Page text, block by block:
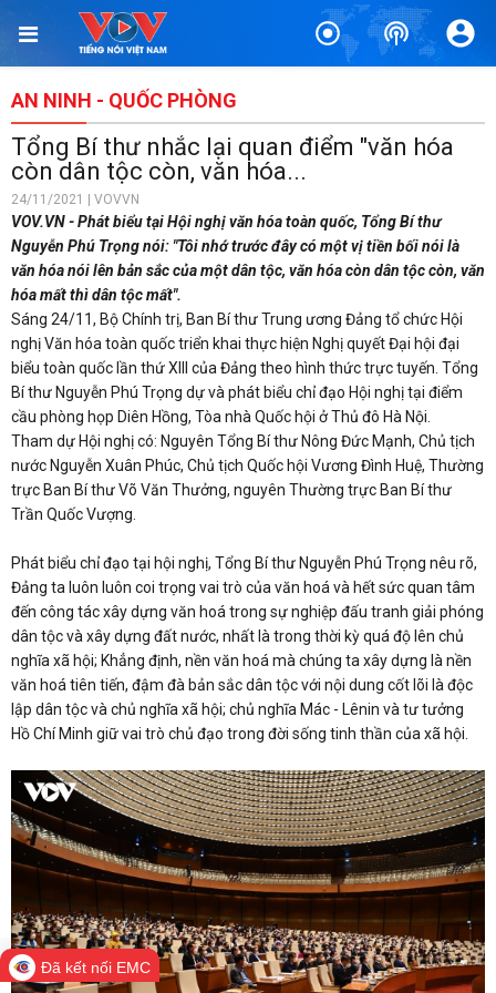
AN NINH - QUỐC PHÒNG
Tổng Bí thư nhắc lại quan điểm "văn hóa
còn dân tộc còn, văn hóa...
24/11/2021 | VOVVN
VOV.VN - Phát biểu tại Hội nghị văn hóa toàn quốc, Tổng Bí thư
Nguyễn Phú Trọng nói: "Tôi nhớ trước đây có một vị tiền bối nói là
văn hóa nói lên bản sắc của một dân tộc, văn hóa còn dân tộc còn, văn
hóa mất thì dân tộc mất".
Sáng 24/11, Bộ Chính trị, Ban Bí thư Trung ương Đảng tổ chức Hội
nghị Văn hóa toàn quốc triển khai thực hiện Nghị quyết Đại hội đại
biểu toàn quốc lần thứ XIII của Đảng theo hình thức trực tuyến. Tổng
Bí thư Nguyễn Phú Trọng dự và phát biểu chỉ đạo Hội nghị tại điểm
cầu phòng họp Diên Hồng, Tòa nhà Quốc hội ở Thủ đô Hà Nội.
Tham dự Hội nghị có: Nguyên Tổng Bí thư Nông Đức Mạnh, Chủ tịch
nước Nguyễn Xuân Phúc, Chủ tịch Quốc hội Vương Đình Huệ, Thường
trực Ban Bí thư Võ Văn Thưởng, nguyên Thường trực Ban Bí thư
Trần Quốc Vượng.
Phát biểu chỉ đạo tại hội nghị, Tổng Bí thư Nguyễn Phú Trọng nêu rõ,
Đảng ta luôn luôn coi trọng vai trò của văn hoá và hết sức quan tâm
đến công tác xây dựng văn hoá trong sự nghiệp đấu tranh giải phóng
dân tộc và xây dựng đất nước, nhất là trong thời kỳ quá độ lên chủ
nghĩa xã hội; Khẳng định, nền văn hoá mà chúng ta xây dựng là nền
văn hoá tiên tiến, đậm đà bản sắc dân tộc với nội dung cốt lõi là độc
lập dân tộc và chủ nghĩa xã hội; chủ nghĩa Mác - Lênin và tư tưởng
Hồ Chí Minh giữ vai trò chủ đạo trong đời sống tinh thần của xã hội.
Đã kết nối EMC